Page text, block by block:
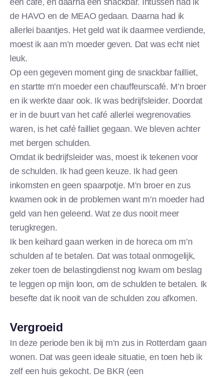
een café, en daarna een snackbar. Intussen had ik
de HAVO en de MEAO gedaan. Daarna had ik
allerlei baantjes. Het geld wat ik daarmee verdiende,
moest ik aan m’n moeder geven. Dat was echt niet
leuk.
Op een gegeven moment ging de snackbar failliet,
en startte m’n moeder een chauffeurscafé. M’n broer
en ik werkte daar ook. Ik was bedrijfsleider. Doordat
er in de buurt van het café allerlei wegrenovaties
waren, is het café failliet gegaan. We bleven achter
met bergen schulden.
Omdat ik bedrijfsleider was, moest ik tekenen voor
de schulden. Ik had geen keuze. Ik had geen
inkomsten en geen spaarpotje. M’n broer en zus
kwamen ook in de problemen want m’n moeder had
geld van hen geleend. Wat ze dus nooit meer
terugkregen.
Ik ben keihard gaan werken in de horeca om m’n
schulden af te betalen. Dat was totaal onmogelijk,
zeker toen de belastingdienst nog kwam om beslag
te leggen op mijn loon, om de schulden te betalen. Ik
besefte dat ik nooit van de schulden zou afkomen.
Vergroeid
In deze periode ben ik bij m’n zus in Rotterdam gaan
wonen. Dat was geen ideale situatie, en toen heb ik
zelf een huis gekocht. De BKR (een